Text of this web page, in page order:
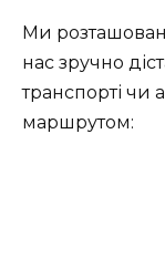
Ми
нас зручно
транспорті чи
маршрутом: